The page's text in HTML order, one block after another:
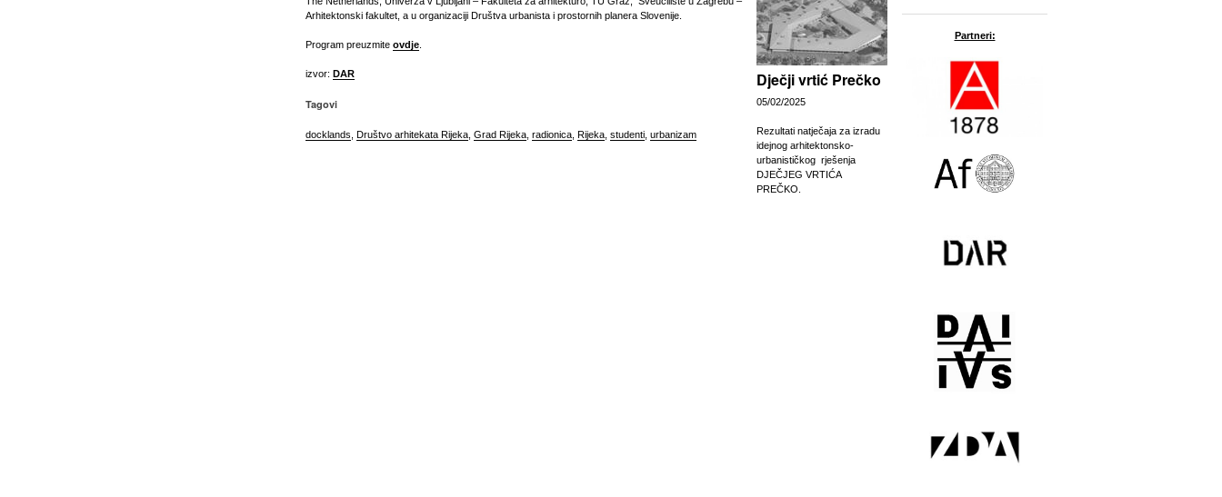
Arhitektonski fakultet, a u organizaciji Društva urbanista i prostornih planera Slovenije.
Program preuzmite ovdje
izvor: DAR
Tagovi
docklands Društvo arhitekata Rijeka Grad Rijeka radionica Rijeka studenti urbanizam
Dječji vrtić Prečko
05/02/2025
Rezultati natječaja za izradu
idejnog arhitektonsko-
urbanističkog rješenja
DJEČJEG VRTIĆA
PREČKO.
Partneri: